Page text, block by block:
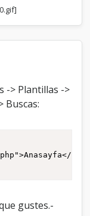
-> Plantillas ->
Buscas:
a>
gustes.-